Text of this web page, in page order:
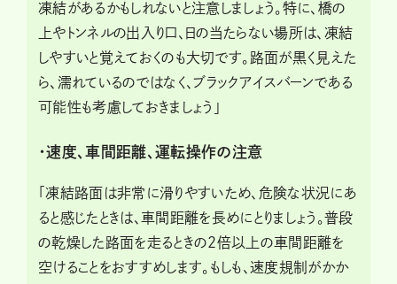
凍結があるかもしれないと注意しましょう。特に、橋の
上やトンネルの出入り口、日の当たらない場所は、凍結
しやすいと覚えておくのも大切です。路面が黒く見えた
ら、濡れているのではなく、ブラックアイスバーンである
可能性も考慮しておきましょう」
・速度、車間距離、運転操作の注意
「凍結路面は非常に滑りやすいため、危険な状況にあ
ると感じたときは、車間距離を長めにとりましょう。普段
の乾燥した路面を走るときの2倍以上の車間距離を
空けることをおすすめします。もしも、速度規制がかか